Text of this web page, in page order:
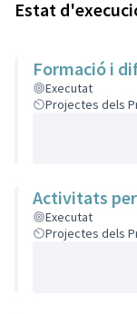
Estat
Formació i
Executat
Projectes dels
Activitats
Executat
Projectes dels